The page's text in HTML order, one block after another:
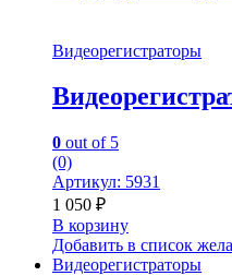
Видеорегистраторы
0 out of 5
(0)
Артикул: 5931
1 050 ₽
В корзину
Добавить в список
Видеорегистраторы